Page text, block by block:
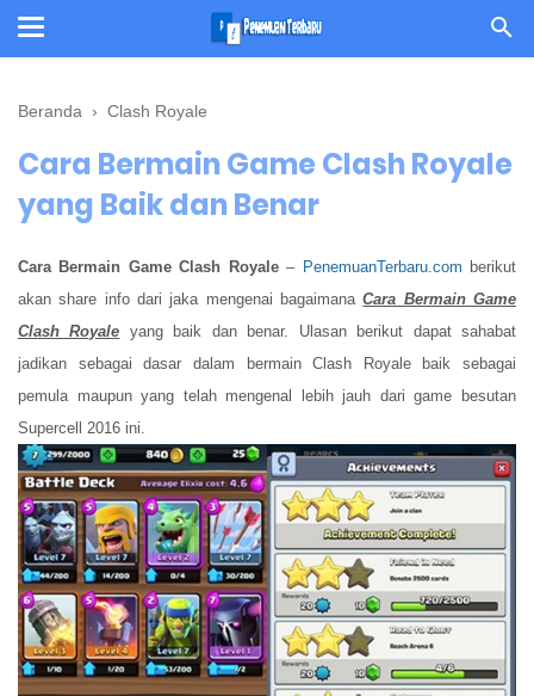
Beranda › Clash Royale
Cara Bermain Game Clash Royale
yang Baik dan Benar
Cara Bermain Game Clash Royale– PenemuanTerbaru.com berikut
akan share info dari jaka mengenai bagaimanaCara Bermain Game
Clash Royale yang baik dan benar. Ulasan berikut dapat sahabat
jadikan sebagai dasar dalam bermain Clash Royale baik sebagai
pemula maupun yang telah mengenal lebih jauh dari game besutan
Supercell 2016 ini.